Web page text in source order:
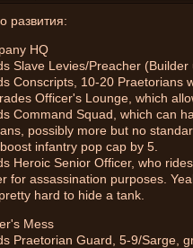
развития:
HQ
Slave Levies/Preacher (Builder
Conscripts, 10-20 Praetorians
Officer's Lounge, which
Command Squad, which can
possibly more but no
infantry pop cap by 5.
Heroic Senior Officer, who
for assassination purposes.
hard to hide a tank.
Mess
Praetorian Guard, 5-9/Sarge,